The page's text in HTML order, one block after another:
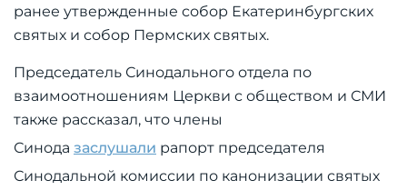
ранее утвержденные собор Екатеринбургских
святых и собор Пермских святых.
Председатель Синодального отдела по
взаимоотношениям Церкви с обществом и СМИ
также рассказал, что члены
Синода заслушали рапорт председателя
Синодальной комиссии по канонизации святых